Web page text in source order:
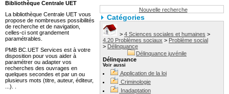
Nouvelle recherche
Catégories
> 4 Sciences sociales et humaines >
4.20 Problèmes sociaux > Problème social
> Délinquance
Délinquance juvénile
Délinquance
Voir aussi
Application de la loi
Criminologie
Inadaptation
Bibliothèque Centrale UET
La bibliothèque Centrale UET vous
propose de nombreuses possibilités
de recherche et de navigation,
celles-ci sont grandement
paramétrables.
PMB BC.UET Services est à votre
disposition pour vous aider à
paramétrer ou adapter vos
recherches des ouvrages en
quelques secondes et par un ou
plusieurs mots (titre, auteur, éditeur,
...). .